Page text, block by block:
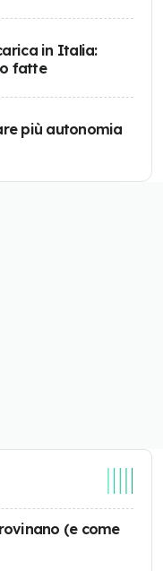
in Italia:
fatte
più autonomia
(e come